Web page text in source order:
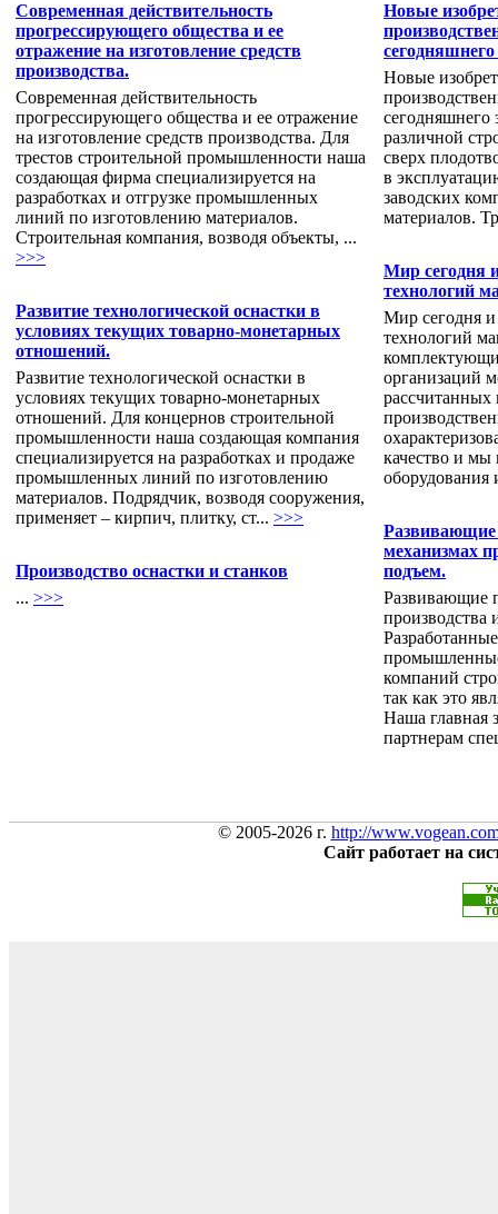
Современная действительность
прогрессирующего общества и ее
отражение на изготовление средств
производства.
Современная действительность
прогрессирующего общества и ее отражение
на изготовление средств производства. Для
трестов строительной промышленности наша
создающая фирма специализируется на
разработках и отгрузке промышленных
линий по изготовлению материалов.
Строительная компания, возводя объекты, ...
>>>
Развитие технологической оснастки в
условиях текущих товарно-монетарных
отношений.
Развитие технологической оснастки в
условиях текущих товарно-монетарных
отношений. Для концернов строительной
промышленности наша создающая компания
специализируется на разработках и продаже
промышленных линий по изготовлению
материалов. Подрядчик, возводя сооружения,
применяет – кирпич, плитку, ст... >>>
Производство оснастки и станков
... >>>
Новые
Новые
сегодняшнего
различной
сверх
в
заводских
материалов.
Мир сегодня
технологий
Мир сегодня
технологий
организаций
качество и мы
оборудования
Развивающие
механизмах
подъем.
Развивающие
производства
компаний
так как это
Наша главная
партнерам
© 2005-2026 г. http://
Сайт работает на